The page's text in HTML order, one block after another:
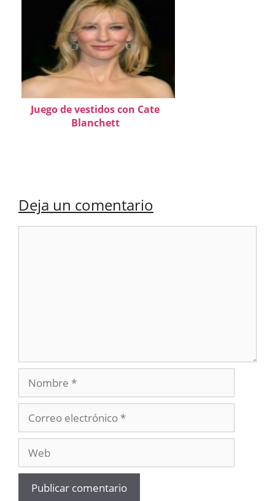
Juego de vestidos con Cate
Blanchett
Deja un comentario
Nombre
electrónico